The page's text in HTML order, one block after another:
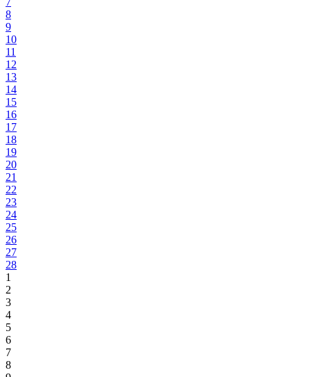
8
9
10
11
12
13
14
15
16
17
18
19
20
21
22
23
24
25
26
27
28
1
2
3
4
5
6
7
8